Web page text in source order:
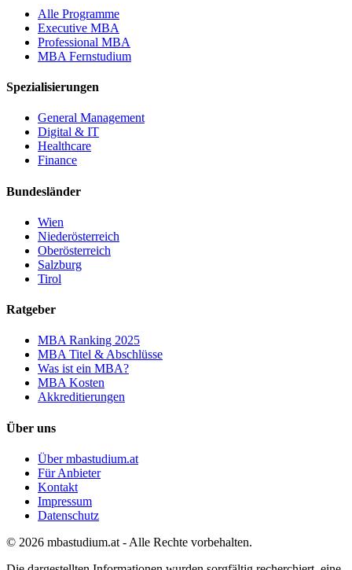
Alle Programme
Executive MBA
Professional MBA
MBA Fernstudium
Spezialisierungen
General Management
Digital & IT
Healthcare
Finance
Bundesländer
Wien
Niederösterreich
Oberösterreich
Salzburg
Tirol
Ratgeber
MBA Ranking 2025
MBA Titel & Abschlüsse
Was ist ein MBA?
MBA Kosten
Akkreditierungen
Über uns
Über mbastudium.at
Für Anbieter
Kontakt
Impressum
Datenschutz
© 2026 mbastudium.at - Alle Rechte vorbehalten.